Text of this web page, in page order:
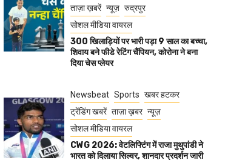
ताज़ा ख़बरें न्यूज़ रुद्रपुर
सोशल मीडिया वायरल
300 खिलाड़ियों पर भारी पड़ा 9 साल का बच्चा,
शिवाय बने फीडे रेटिंग चैंपियन, कोरोना ने बना
दिया चेस प्लेयर
Newsbeat Sports खबर हटकर
ट्रेंडिंग खबरें ताज़ा ख़बर न्यूज़
सोशल मीडिया वायरल
CWG 2026: वेटलिफ्टिंग में राजा मुथुपांडी ने
भारत को दिलाया सिल्वर, शानदार प्रदर्शन जारी